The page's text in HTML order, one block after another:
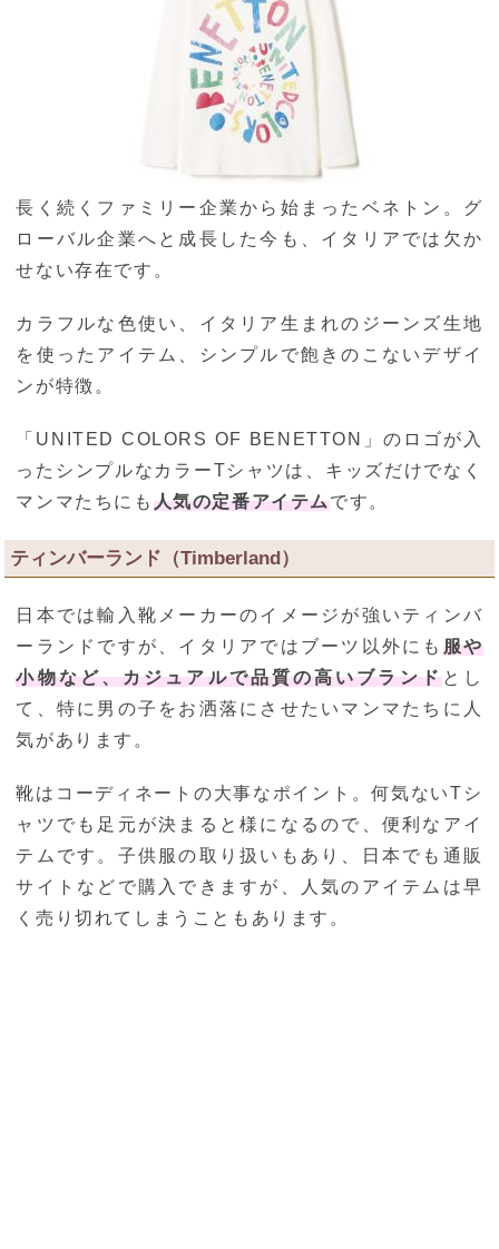
長く続くファミリー企業から始まったベネトン。グ
ローバル企業へと成長した今も、イタリアでは欠か
せない存在です。
カラフルな色使い、イタリア生まれのジーンズ生地
を使ったアイテム、シンプルで飽きのこないデザイ
ンが特徴。
「UNITED COLORS OF BENETTON」のロゴが入
ったシンプルなカラーTシャツは、キッズだけでなく
マンマたちにも 人気の定番アイテムです。
ティンバーランド（Timberland）
日本では輸入靴メーカーのイメージが強いティンバ
ーランドですが、イタリアではブーツ以外にも 服や
小物など、カジュアルで品質の高いブランドとし
て、特に男の子をお洒落にさせたいマンマたちに人
気があります。
靴はコーディネートの大事なポイント。何気ないTシ
ャツでも足元が決まると様になるので、便利なアイ
テムです。子供服の取り扱いもあり、日本でも通販
サイトなどで購入できますが、人気のアイテムは早
く売り切れてしまうこともあります。